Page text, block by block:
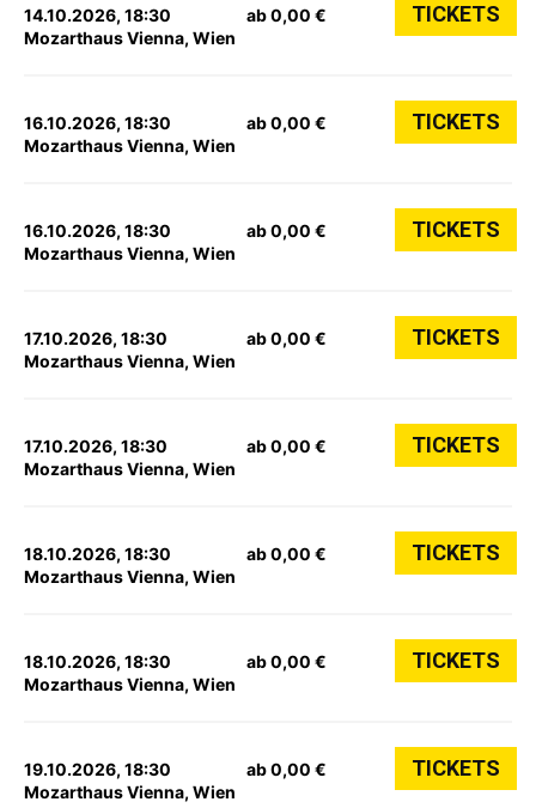
14.10.2026, 18:30
Mozarthaus Vienna, Wien
ab 0,00 € TICKETS
16.10.2026, 18:30
Mozarthaus Vienna, Wien
ab 0,00 € TICKETS
16.10.2026, 18:30
Mozarthaus Vienna, Wien
ab 0,00 € TICKETS
17.10.2026, 18:30
Mozarthaus Vienna, Wien
ab 0,00 € TICKETS
17.10.2026, 18:30
Mozarthaus Vienna, Wien
ab 0,00 € TICKETS
18.10.2026, 18:30
Mozarthaus Vienna, Wien
ab 0,00 € TICKETS
18.10.2026, 18:30
Mozarthaus Vienna, Wien
ab 0,00 € TICKETS
19.10.2026, 18:30
Mozarthaus Vienna, Wien
ab 0,00 € TICKETS